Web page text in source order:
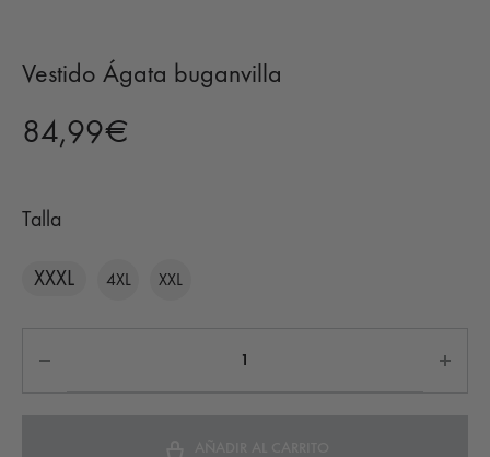
Vestido Ágata buganvilla
84,99€
Talla
XXXL 4XL XXL